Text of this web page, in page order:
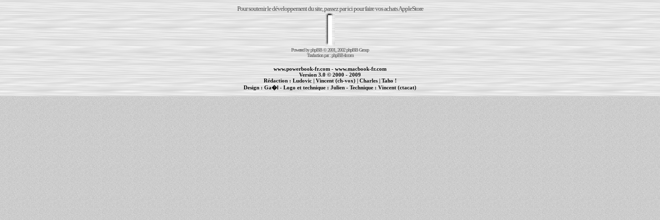
Pour soutenir le développement du site, passez par ici pour faire vos achats AppleStore
Powered byphpBB© 2001, 2002 phpBB Group
Traduction par :phpBB-fr.com
www.powerbook-fr.com - www.macbook-fr.com
Version 3.0 © 2000 - 2009
Rédaction : Ludovic|Vincent (ch-vox)| Charles|Taho !
Design :Ga�l - Logo et technique : Julien - Technique :Vincent (ctacat)
| | cr�ation de sites Internet